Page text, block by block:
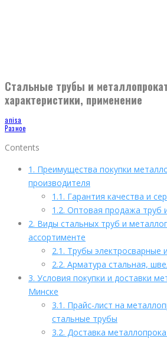
Стальные трубы и
характеристики, применение
anisa
Разное
Contents
1. Преимущества покупки
производителя
1.1. Гарантия качества и
1.2. Оптовая продажа труб
2. Виды стальных труб и
ассортименте
2.1. Трубы электросварные
2.2. Арматура стальная,
3. Условия покупки и доставки
Минске
3.1. Прайс-лист на
стальные трубы
3.2. Доставка